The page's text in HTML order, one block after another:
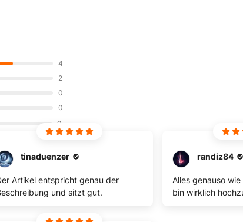
4
2
0
0
0
tinaduenzer
Artikel entspricht genau der
und sitzt gut.
randiz84
Alles genauso
bin wirklich